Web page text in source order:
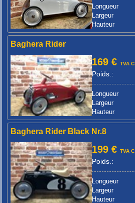
Longueur
Largeur
Hauteur
Baghera Rider
169 €TVA C.
Poids.:
Longueur
Largeur
Hauteur
Baghera Rider Black Nr.8
199 €TVA C.
Poids.:
Longueur
Largeur
Hauteur